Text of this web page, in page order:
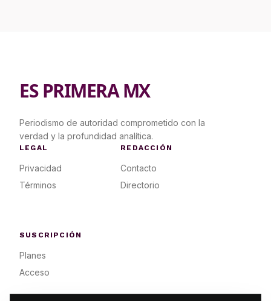
ES PRIMERA MX
Periodismo de autoridad comprometido con la
verdad y la profundidad analítica.
LEGAL
Privacidad
Términos
REDACCIÓN
Contacto
Directorio
SUSCRIPCIÓN
Planes
Acceso